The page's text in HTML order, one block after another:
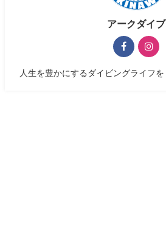
アークダイブ
人生を豊かにするダイビングライフを